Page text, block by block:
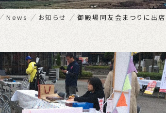
News お知らせ 御殿場同友会まつりに出店